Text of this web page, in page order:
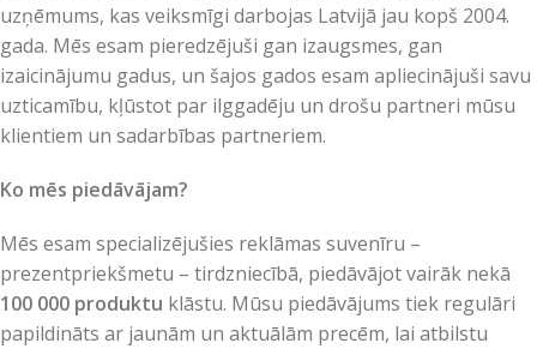
uzņēmums, kas veiksmīgi darbojas Latvijā jau kopš 2004.
gada. Mēs esam pieredzējuši gan izaugsmes, gan
izaicinājumu gadus, un šajos gados esam apliecinājuši savu
uzticamību, kļūstot par ilggadēju un drošu partneri mūsu
klientiem un sadarbības partneriem.
Ko mēs piedāvājam?
Mēs esam specializējušies reklāmas suvenīru –
prezentpriekšmetu – tirdzniecībā, piedāvājot vairāk nekā
100 000 produktu klāstu. Mūsu piedāvājums tiek regulāri
papildināts ar jaunām un aktuālām precēm, lai atbilstu